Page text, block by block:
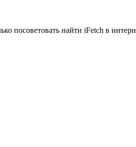
найти iFetch в